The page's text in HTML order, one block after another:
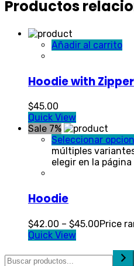
Productos
Añadir al carrito
Hoodie with Zipper
$45.00
Quick View
Sale 7%
Seleccionar
múltiples
elegir en la
Hoodie
$42.00 – $45.00Price
Quick View